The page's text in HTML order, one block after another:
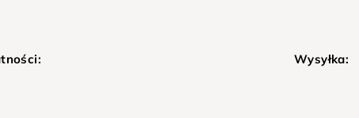
Wysyłka: